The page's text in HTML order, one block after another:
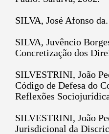
SILVA, José Afonso
SILVA, Juvêncio
Concretização dos
SILVESTRINI, João
Código de Defesa do
Reflexões
SILVESTRINI, João
Jurisdicional da